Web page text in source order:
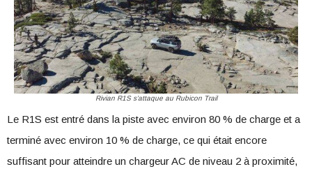
Rivian R1S s’attaque au Rubicon Trail
Le R1S est entré dans la piste avec environ 80 % de charge et a
terminé avec environ 10 % de charge, ce qui était encore
suffisant pour atteindre un chargeur AC de niveau 2 à proximité,